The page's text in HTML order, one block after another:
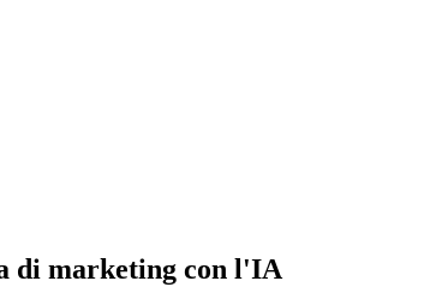
di marketing con l'IA